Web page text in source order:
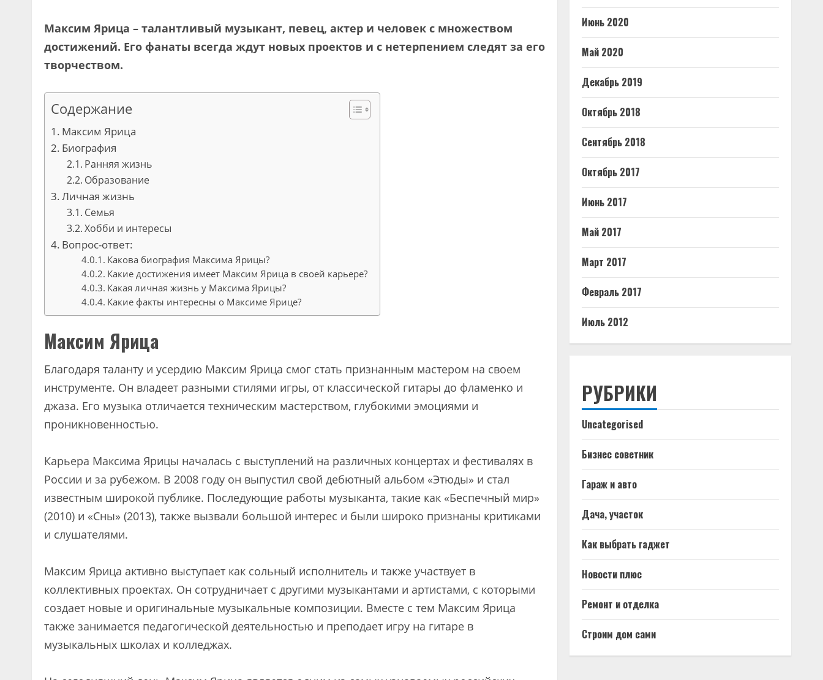
Максим Ярица – талантливый музыкант, певец, актер и человек с множеством
достижений. Его фанаты всегда ждут новых проектов и с нетерпением следят за его
творчеством.
Содержание
Максим Ярица
Биография
Ранняя жизнь
Образование
Личная жизнь
Семья
Хобби и интересы
Вопрос-ответ:
Какова биография Максима Ярицы?
Какие достижения имеет Максим Ярица в своей карьере?
Какая личная жизнь у Максима Ярицы?
Какие факты интересны о Максиме Ярице?
Максим Ярица
Благодаря таланту и усердию Максим Ярица смог стать признанным мастером на своем
инструменте. Он владеет разными стилями игры, от классической гитары до фламенко и
джаза. Его музыка отличается техническим мастерством, глубокими эмоциями и
проникновенностью.
Карьера Максима Ярицы началась с выступлений на различных концертах и фестивалях в
России и за рубежом. В 2008 году он выпустил свой дебютный альбом «Этюды» и стал
известным широкой публике. Последующие работы музыканта, такие как «Беспечный мир»
(2010) и «Сны» (2013), также вызвали большой интерес и были широко признаны критиками
и слушателями.
Максим Ярица активно выступает как сольный исполнитель и также участвует в
коллективных проектах. Он сотрудничает с другими музыкантами и артистами, с которыми
создает новые и оригинальные музыкальные композиции. Вместе с тем Максим Ярица
также занимается педагогической деятельностью и преподает игру на гитаре в
музыкальных школах и колледжах.
Июнь 2020
Май 2020
Декабрь 2019
Октябрь 2018
Сентябрь 2018
Октябрь 2017
Июнь 2017
Май 2017
Март 2017
Февраль 2017
Июль 2012
РУБРИКИ
Uncategorised
Бизнес советник
Гараж и авто
Дача, участок
Как выбрать гаджет
Новости плюс
Ремонт и отделка
Строим дом сами